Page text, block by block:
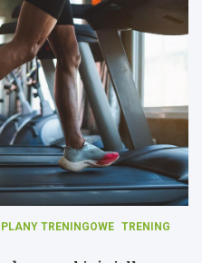
PLANY TRENINGOWE TRENING